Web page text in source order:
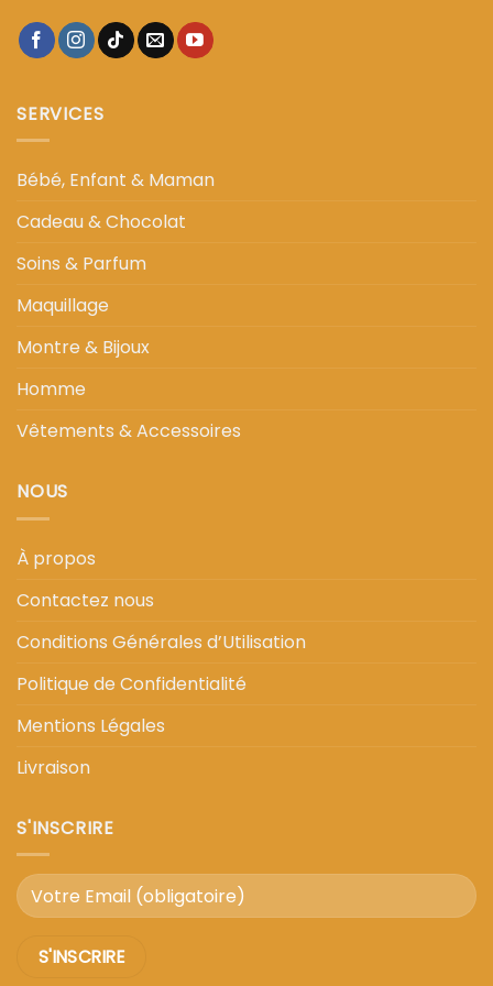
SERVICES
Bébé, Enfant & Maman
Cadeau & Chocolat
Soins & Parfum
Maquillage
Montre & Bijoux
Homme
Vêtements & Accessoires
NOUS
À propos
Contactez nous
Conditions Générales d’Utilisation
Politique de Confidentialité
Mentions Légales
Livraison
S'INSCRIRE